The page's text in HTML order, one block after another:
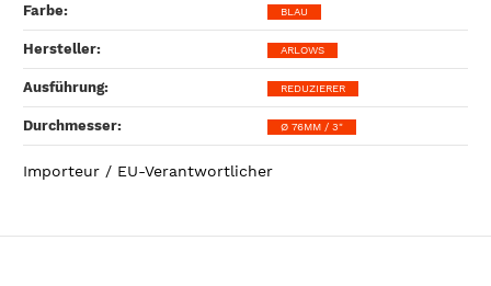
Farbe‍: BLAU
Hersteller‍: ARLOWS
Ausführung‍: REDUZIERER
Durchmesser‍: Ø 76MM / 3"
Importeur / EU-Verantwortlicher